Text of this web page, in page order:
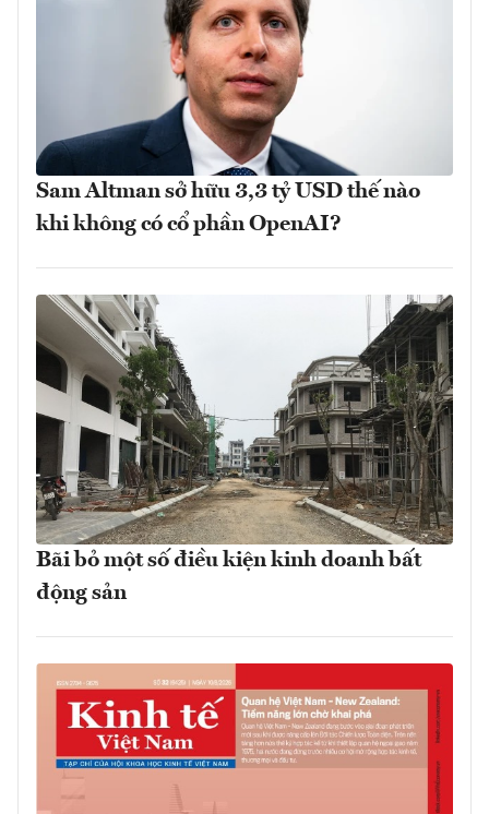
Sam Altman sở hữu 3,3 tỷ USD thế nào
khi không có cổ phần OpenAI?
Bãi bỏ một số điều kiện kinh doanh bất
động sản